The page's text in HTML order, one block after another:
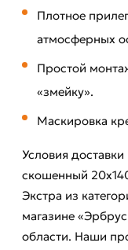
Плотное
атмосферных
Простой
«змейку».
Маскировка
Условия
скошенный
Экстра из
магазине
области. Наши